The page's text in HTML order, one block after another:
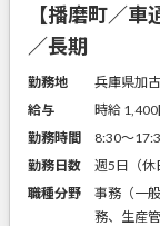
【播磨町／
／長期
勤務地
兵庫県加
給与
時給
勤務時間
8:30～
勤務日数
週5日（休
職種分野
事務（一
務、生産管